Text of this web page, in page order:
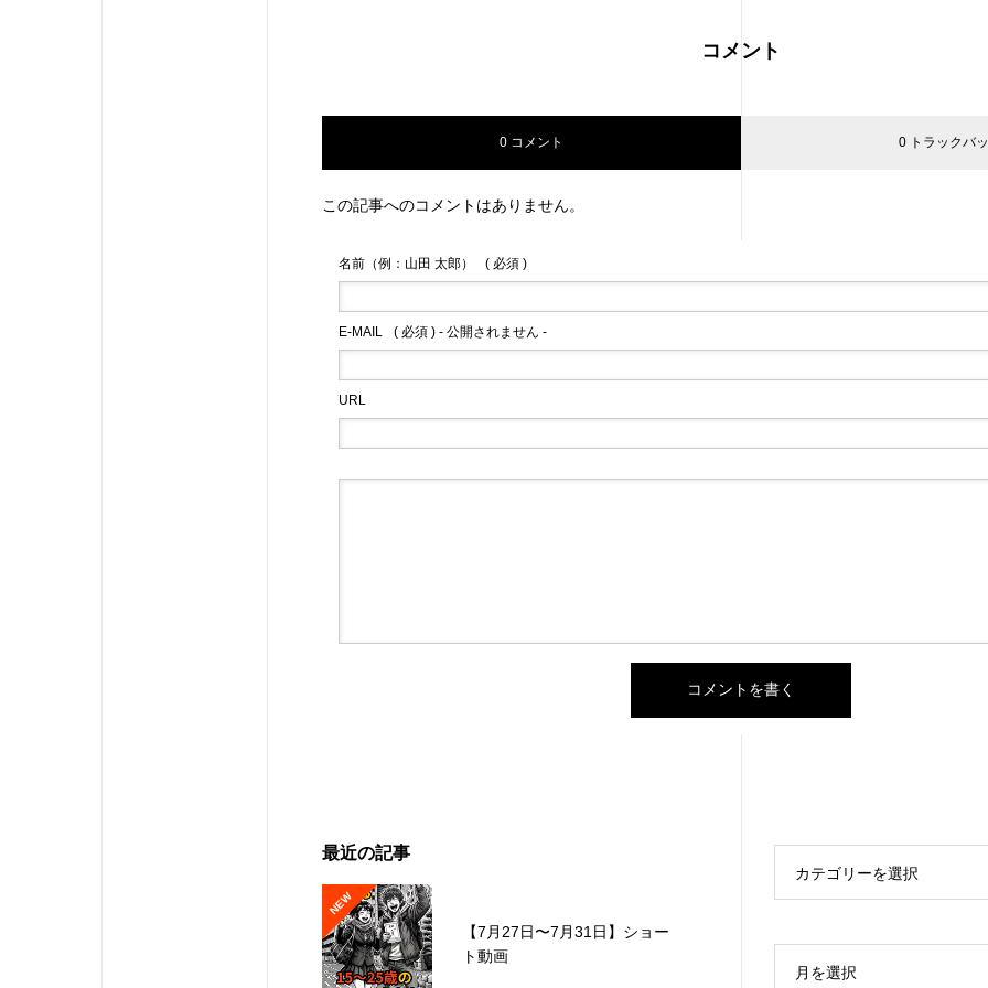
コメント
0 コメント 0 トラックバ
この記事へのコメントはありません。
名前（例：山田 太郎） ( 必須 )
E-MAIL ( 必須 ) - 公開されません -
URL
最近の記事
NEW
【7月27日〜7月31日】ショー
ト動画
カテゴリーを選択
月を選択